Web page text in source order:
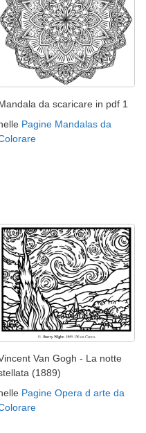
da scaricare in pdf 1
Pagine Mandalas da
Van Gogh - La notte
(1889)
Pagine Opera d arte da